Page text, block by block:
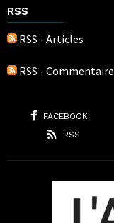
RSS
RSS - Articles
RSS -
FACEBOOK
RSS